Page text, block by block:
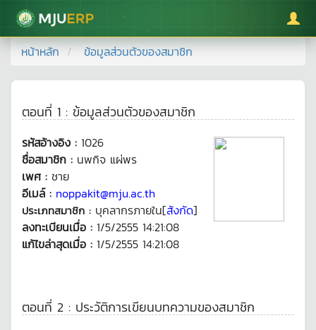
มหาวิทยาลัยแม่โจ้
หน้าหลัก ข้อมูลส่วนตัวของสมาชิก
ตอนที่ 1 : ข้อมูลส่วนตัวของสมาชิก
รหัสอ้างอิง : 1026
ชื่อสมาชิก : นพกิจ แผ่พร
เพศ : ชาย
อีเมล์ : noppakit@mju.ac.th
ประเภทสมาชิก : บุคลากรภายใน[สังกัด]
ลงทะเบียนเมื่อ : 1/5/2555 14:21:08
แก้ไขล่าสุดเมื่อ : 1/5/2555 14:21:08
ตอนที่ 2 : ประวัติการเขียนบทความของสมาชิก